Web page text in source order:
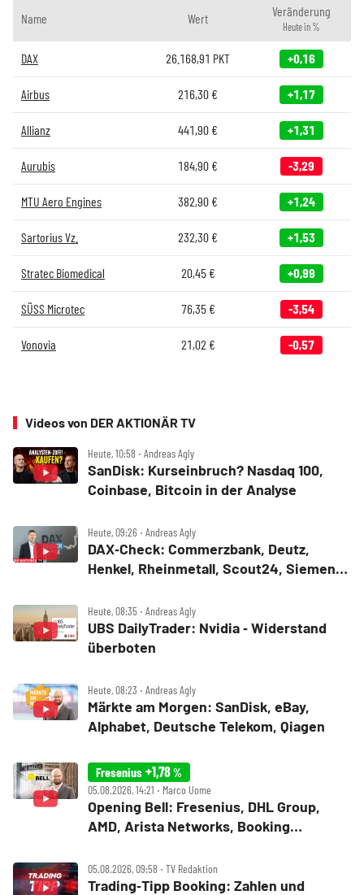
Name Wert Veränderung
Heute in %
DAX 26.168,91 PKT +0,16
Airbus 216,30 € +1,17
Allianz 441,90 € +1,31
Aurubis 184,90 € -3,29
MTU Aero Engines 382,90 € +1,24
Sartorius Vz. 232,30 € +1,53
Stratec Biomedical 20,45€ +0,99
SÜSS Microtec 76,35€ -3,54
Vonovia 21,02 € -0,57
Videos von DER AKTIONÄR TV
Heute, 10:58 ‧ Andreas Agly
SanDisk: Kurseinbruch? Nasdaq 100,
Coinbase, Bitcoin in der Analyse
Heute, 09:26 ‧ Andreas Agly
DAX‑Check: Commerzbank, Deutz,
Henkel, Rheinmetall, Scout24, Siemens,
Heute, 08:35 ‧ Andreas Agly
UBS DailyTrader: Nvidia ‑ Widerstand
überboten
Heute, 08:23 ‧ Andreas Agly
Märkte am Morgen: SanDisk, eBay,
Alphabet, Deutsche Telekom, Qiagen
Fresenius +1,78%
05.08.2026, 14:21 ‧ Marco Uome
Opening Bell: Fresenius, DHL Group,
AMD, Arista Networks, Booking
05.08.2026, 09:58 ‧ TV Redaktion
Trading‑Tipp Booking: Zahlen und